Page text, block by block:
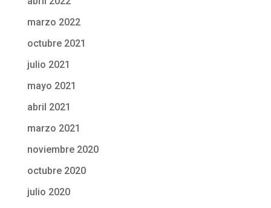
marzo 2022
octubre 2021
julio 2021
mayo 2021
abril 2021
marzo 2021
noviembre 2020
octubre 2020
julio 2020